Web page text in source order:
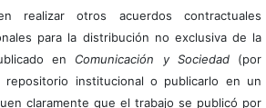
realizar otros acuerdos contractuales
para la distribución no exclusiva de la
en Comunicación y Sociedad(por
institucional o publicarlo en un
claramente que el trabajo se publicó por